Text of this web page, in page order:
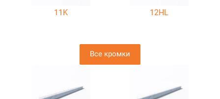
11K 12HL
Все кромки